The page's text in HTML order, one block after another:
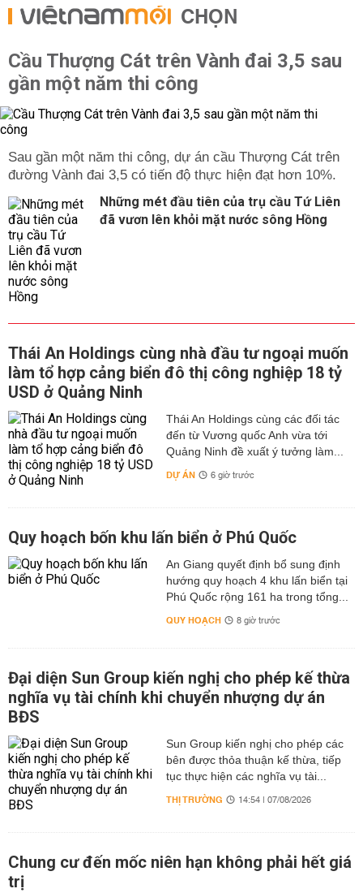
CHỌN
Cầu Thượng Cát trên Vành đai 3,5 sau
gần một năm thi công
Sau gần một năm thi công, dự án cầu Thượng Cát trên
đường Vành đai 3,5 có tiến độ thực hiện đạt hơn 10%.
Những mét đầu tiên của trụ cầu Tứ Liên
đã vươn lên khỏi mặt nước sông Hồng
Thái An Holdings cùng nhà đầu tư ngoại muốn
làm tổ hợp cảng biển đô thị công nghiệp 18 tỷ
USD ở Quảng Ninh
Thái An Holdings cùng các đối tác
đến từ Vương quốc Anh vừa tới
Quảng Ninh đề xuất ý tưởng làm...
DỰ ÁN 6 giờ trước
Quy hoạch bốn khu lấn biển ở Phú Quốc
An Giang quyết định bổ sung định
hướng quy hoạch 4 khu lấn biển tại
Phú Quốc rộng 161 ha trong tổng...
QUY HOẠCH 8 giờ trước
Đại diện Sun Group kiến nghị cho phép kế thừa
nghĩa vụ tài chính khi chuyển nhượng dự án
BĐS
Sun Group kiến nghị cho phép các
bên được thỏa thuận kế thừa, tiếp
tục thực hiện các nghĩa vụ tài...
THỊ TRƯỜNG 14:54 | 07/08/2026
Chung cư đến mốc niên hạn không phải hết giá
trị